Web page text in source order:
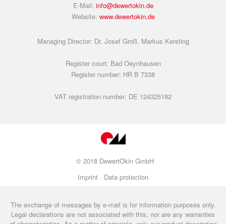
E-Mail: info@dewertokin.de
Website: www.dewertokin.de
Managing Director: Dr. Josef Groß, Markus Kersting
Register court: Bad Oeynhausen
Register number: HR B 7338
VAT registration number: DE 124325182
© 2018 DewertOkin GmbH
Imprint · Data protection
The exchange of messages by e-mail is for information purposes only.
Legal declarations are not associated with this, nor are any warranties